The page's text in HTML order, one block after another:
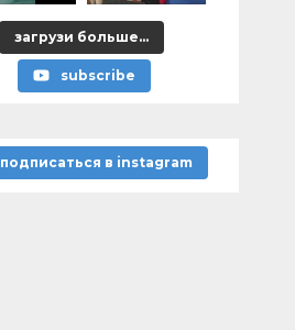
загрузи больше...
subscribe
подписаться в instagram